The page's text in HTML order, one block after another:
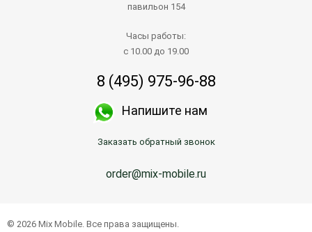
павильон 154
Часы работы:
с 10.00 до 19.00
8 (495) 975-96-88
Напишите нам
Заказать обратный звонок
order@mix-mobile.ru
© 2026 Mix Mobile. Все права защищены.